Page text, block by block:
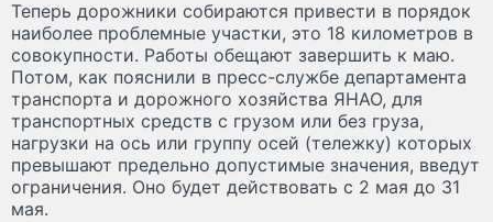
Теперь дорожники собираются привести в порядок
наиболее проблемные участки, это 18 километров в
совокупности. Работы обещают завершить к маю.
Потом, как пояснили в пресс-службе департамента
транспорта и дорожного хозяйства ЯНАО, для
транспортных средств с грузом или без груза,
нагрузки на ось или группу осей (тележку) которых
превышают предельно допустимые значения, введут
ограничения. Оно будет действовать с 2 мая до 31
мая.